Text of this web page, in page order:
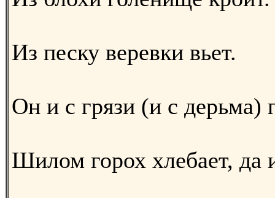
Из песку веревки вьет.
Он и с грязи (и с дерьма)
Шилом горох хлебает, да